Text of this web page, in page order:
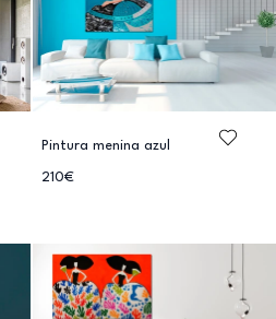
Pintura menina azul
210€